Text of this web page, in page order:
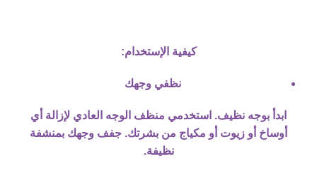
كيفية الإستخدام:
نظفي وجهك
ابدأ بوجه نظيف. استخدمي منظف الوجه العادي لإزالة أي
أوساخ أو زيوت أو مكياج من بشرتك. جفف وجهك بمنشفة
نظيفة.